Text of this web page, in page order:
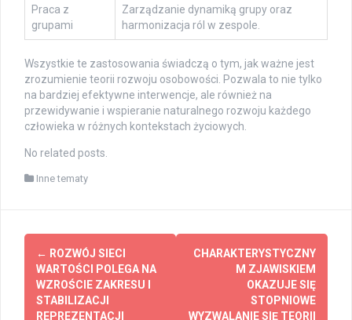
Praca z
grupami
Zarządzanie dynamiką grupy oraz
harmonizacja ról w zespole.
Wszystkie te zastosowania świadczą o tym, jak ważne jest
zrozumienie teorii rozwoju osobowości. Pozwala to nie tylko
na bardziej efektywne interwencje, ale również na
przewidywanie i wspieranie naturalnego rozwoju każdego
człowieka w różnych kontekstach życiowych.
No related posts.
Inne tematy
Post
navigation
← ROZWÓJ SIECI
WARTOŚCI POLEGA NA
WZROŚCIE ZAKRESU I
STABILIZACJI
REPREZENTACJI
CHARAKTERYSTYCZNY
M ZJAWISKIEM
OKAZUJE SIĘ
STOPNIOWE
WYZWALANIE SIĘ TEORII